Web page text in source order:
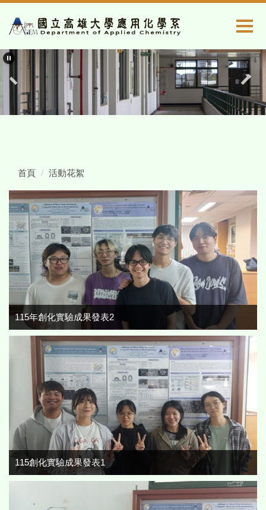
到
主
要
內
容
首頁 活動花絮
115年創化實驗成果發表2
115創化實驗成果發表1